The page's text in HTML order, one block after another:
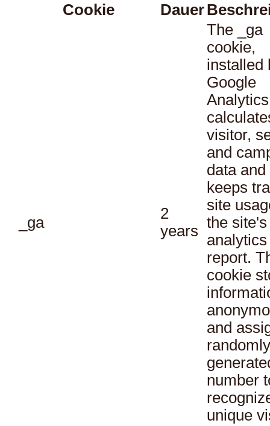
Cookie
Dauer
_ga
2
years
The _ga
cookie,
installed
Google
visitor,
and
data and
keeps
site
the site's
analytics
report.
cookie
and
randomly
number
unique